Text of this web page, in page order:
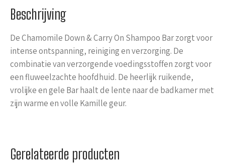
Beschrijving
De Chamomile Down & Carry On Shampoo Bar zorgt voor
intense ontspanning, reiniging en verzorging. De
combinatie van verzorgende voedingsstoffen zorgt voor
een fluweelzachte hoofdhuid. De heerlijk ruikende,
vrolijke en gele Bar haalt de lente naar de badkamer met
zijn warme en volle Kamille geur.
Gerelateerde producten